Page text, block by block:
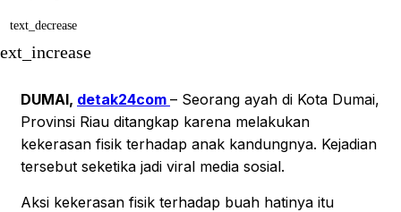
Peristiwa
Popular News
Recent News
TOP STORIES
Trending
Trending News
VIRAL
text_decrease
DUMAI, detak24com – Seorang ayah di Kota Dumai,
Provinsi Riau ditangkap karena melakukan
kekerasan fisik terhadap anak kandungnya. Kejadian
tersebut seketika jadi viral media sosial.
Aksi kekerasan fisik terhadap buah hatinya itu